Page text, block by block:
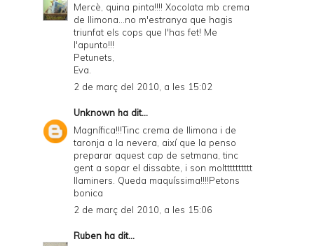
Mercè, quina pinta!!!! Xocolata mb crema
de llimona...no m'estranya que hagis
triunfat els cops que l'has fet! Me
l'apunto!!!
Petunets,
Eva.
2 de març del 2010, a les 15:02
Unknown ha dit...
Magnífica!!!Tinc crema de llimona i de
taronja a la nevera, així que la penso
preparar aquest cap de setmana, tinc
gent a sopar el dissabte, i son moltttttttttt
llaminers. Queda maquíssima!!!!Petons
bonica
2 de març del 2010, a les 15:06
Ruben ha dit...